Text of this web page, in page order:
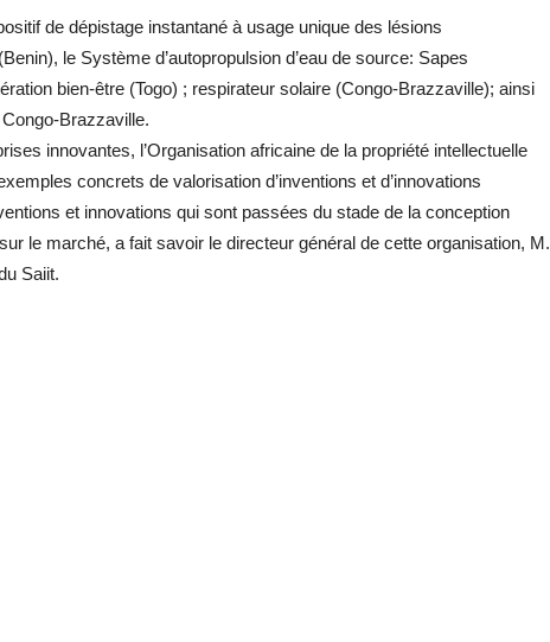
de dépistage instantané à usage unique des lésions
le Système d’autopropulsion d’eau de source: Sapes
bien-être (Togo) ; respirateur solaire (Congo-Brazzaville); ainsi
Brazzaville.
innovantes, l’Organisation africaine de la propriété intellectuelle
concrets de valorisation d’inventions et d’innovations
et innovations qui sont passées du stade de la conception
le marché, a fait savoir le directeur général de cette organisation, M.
Saiit.